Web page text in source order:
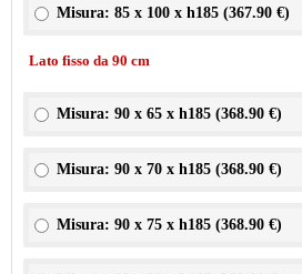
Misura: 85 x 100 x h185 (367.90 €)
Lato fisso da 90 cm
Misura: 90 x 65 x h185 (368.90 €)
Misura: 90 x 70 x h185 (368.90 €)
Misura: 90 x 75 x h185 (368.90 €)